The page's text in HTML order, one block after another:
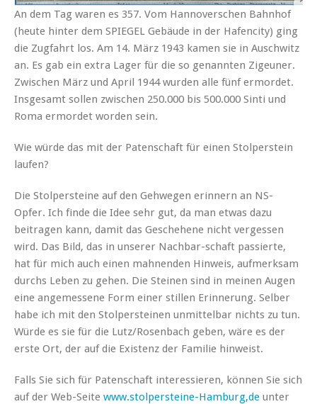
An dem Tag waren es 357. Vom Hannoverschen Bahnhof
(heute hinter dem SPIEGEL Gebäude in der Hafencity) ging
die Zugfahrt los. Am 14. März 1943 kamen sie in Auschwitz
an. Es gab ein extra Lager für die so genannten Zigeuner.
Zwischen März und April 1944 wurden alle fünf ermordet.
Insgesamt sollen zwischen 250.000 bis 500.000 Sinti und
Roma ermordet worden sein.
Wie würde das mit der Patenschaft für einen Stolperstein
laufen?
Die Stolpersteine auf den Gehwegen erinnern an NS-
Opfer. Ich finde die Idee sehr gut, da man etwas dazu
beitragen kann, damit das Geschehene nicht vergessen
wird. Das Bild, das in unserer Nachbar-schaft passierte,
hat für mich auch einen mahnenden Hinweis, aufmerksam
durchs Leben zu gehen. Die Steinen sind in meinen Augen
eine angemessene Form einer stillen Erinnerung. Selber
habe ich mit den Stolpersteinen unmittelbar nichts zu tun.
Würde es sie für die Lutz/Rosenbach geben, wäre es der
erste Ort, der auf die Existenz der Familie hinweist.
Falls Sie sich für Patenschaft interessieren, können Sie sich
auf der Web-Seite www.stolpersteine-Hamburg,de unter